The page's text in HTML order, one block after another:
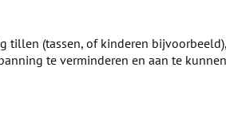
tillen (tassen, of kinderen
te verminderen en aan te